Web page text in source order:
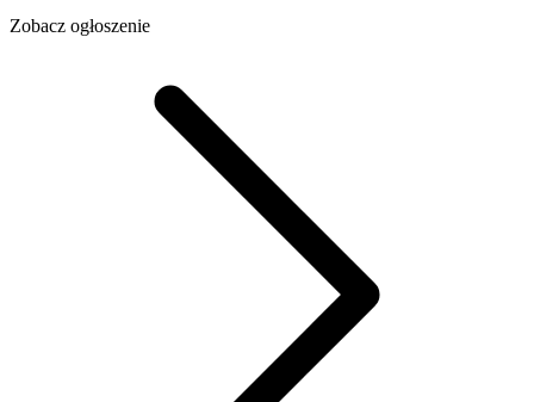
Zobacz ogłoszenie